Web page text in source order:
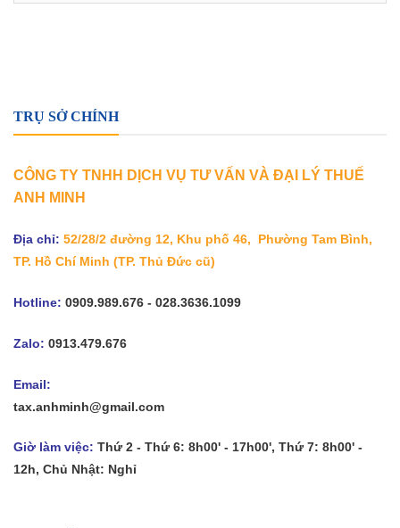
TRỤ SỞ CHÍNH
CÔNG TY TNHH DỊCH VỤ TƯ VẤN VÀ ĐẠI LÝ THUẾ
ANH MINH
Địa chỉ: 52/28/2 đường 12, Khu phố 46, Phường Tam Bình,
TP. Hồ Chí Minh (TP. Thủ Đức cũ)
Hotline: 0909.989.676 - 028.3636.1099
Zalo: 0913.479.676
Email:
tax.anhminh@gmail.com
Giờ làm việc: Thứ 2 - Thứ 6: 8h00' - 17h00', Thứ 7: 8h00' -
12h, Chủ Nhật: Nghỉ